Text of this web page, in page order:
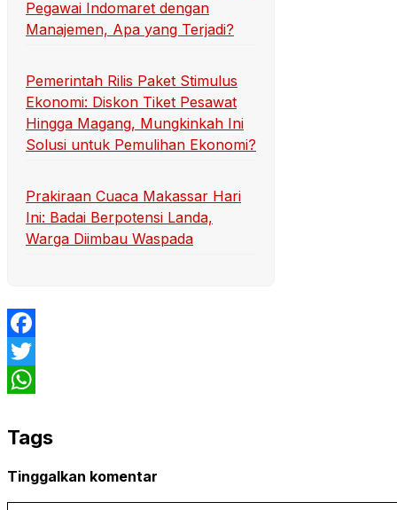
Pegawai Indomaret dengan
Manajemen, Apa yang Terjadi?
Pemerintah Rilis Paket Stimulus
Ekonomi: Diskon Tiket Pesawat
Hingga Magang, Mungkinkah Ini
Solusi untuk Pemulihan Ekonomi?
Prakiraan Cuaca Makassar Hari
Ini: Badai Berpotensi Landa,
Warga Diimbau Waspada
Facebook
Twitter
Tags
Tinggalkan komentar